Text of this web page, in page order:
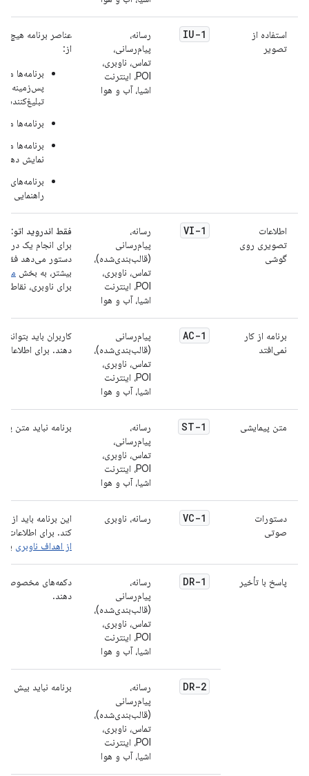
استفاده از
تصویر
IU-1
رسانه،
پیام‌رسانی،
تماس، ناوبری،
POI، اینترنت
اشیا، آب و هوا
عناصر برنامه هیچ
از:
برنامه‌ها
پس‌زمینه
برنامه‌ها
برنامه‌ها
نمایش دهند.
برنامه‌های
راهنمایی
اطلاعات
تصویری روی
گوشی
VI-1
رسانه،
پیام‌رسانی
(قالب‌بندی‌شده)،
تماس، ناوبری،
POI، اینترنت
اشیا، آب و هوا
فقط اندروید اتو:
برای انجام یک
دستور می‌دهد فقط
بیشتر، به بخش
برای ناوبری، نقاط
برنامه از کار
نمی‌افتد
AC-1
پیام‌رسانی
(قالب‌بندی‌شده)،
تماس، ناوبری،
POI، اینترنت
اشیا، آب و هوا
کاربران باید
دهند. برای اطلاعات
متن پیمایشی ST-1
رسانه،
پیام‌رسانی،
تماس، ناوبری،
POI، اینترنت
اشیا، آب و هوا
برنامه نباید متن
دستورات
صوتی
VC-1
رسانه، ناوبری
کند. برای اطلاعات
از اهداف ناوبری
پاسخ با تأخیر DR-1
رسانه،
پیام‌رسانی
(قالب‌بندی‌شده)،
تماس، ناوبری،
POI، اینترنت
اشیا، آب و هوا
دکمه‌های مخصوص
دهند.
DR-2
رسانه،
پیام‌رسانی
(قالب‌بندی‌شده)،
تماس، ناوبری،
POI، اینترنت
اشیا، آب و هوا
برنامه نباید بیش از 10 ثانیه اجرا شود.